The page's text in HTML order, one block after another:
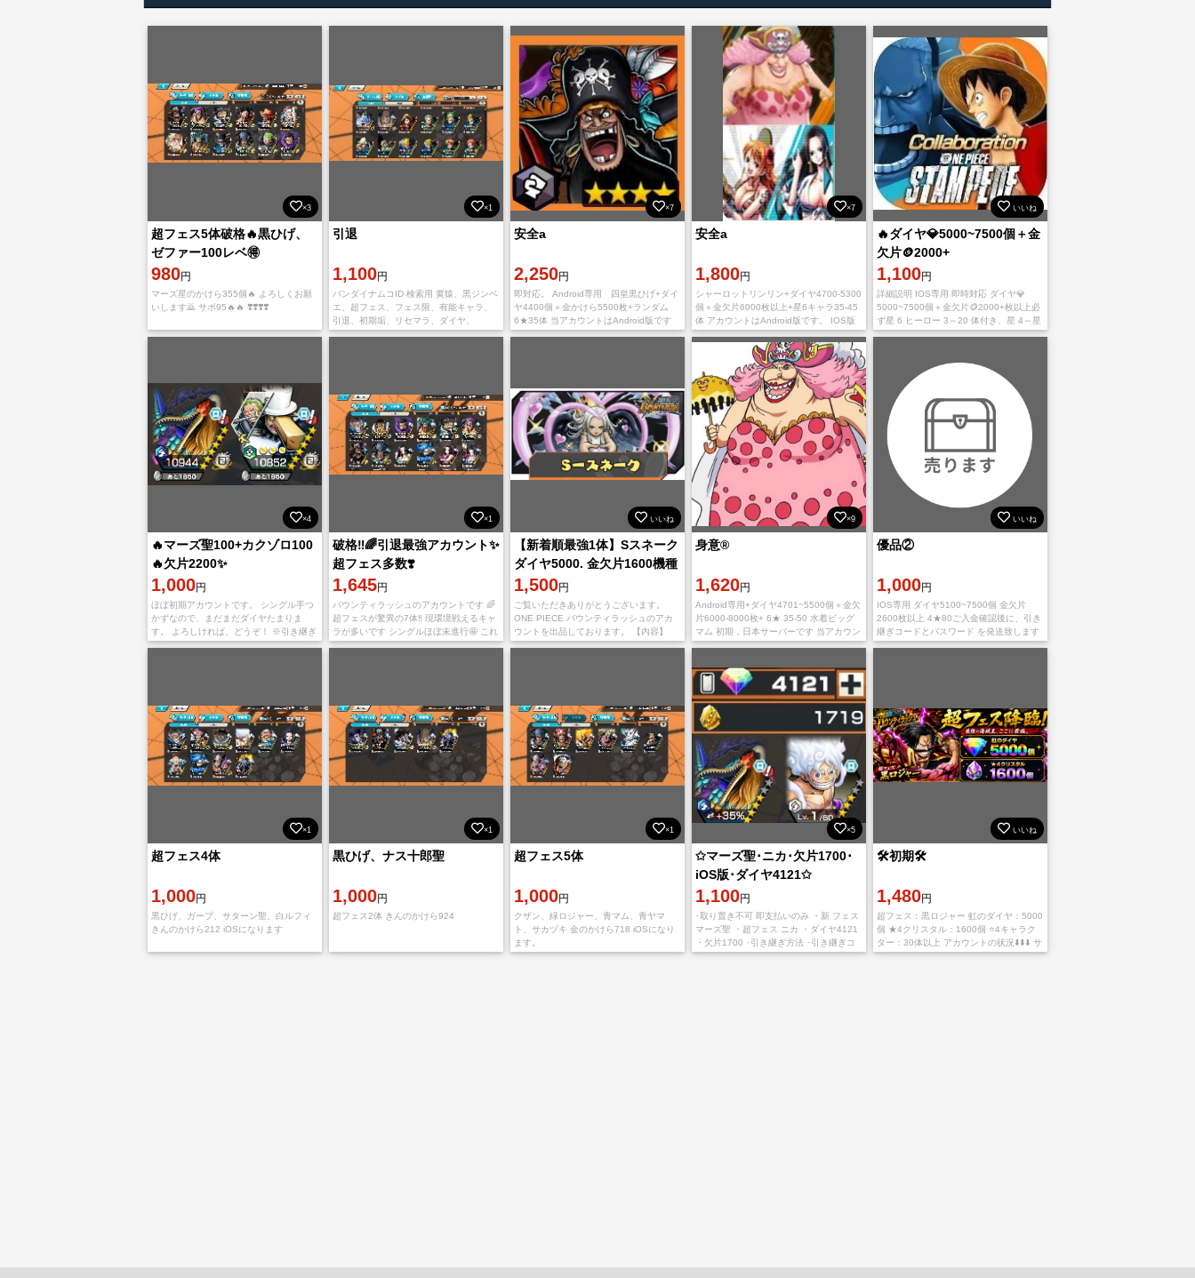
×3
超フェス5体破格🔥黒ひげ、
ゼファー100レベ🉐
980円
マーズ星のかけら355個🔥 よろしくお願
いします🙇 サボ95🔥🔥 ❣️❣️❣️❣️
×1
引退
1,100円
バンダイナムコID 検索用 黄猿、黒ジンベ
エ、超フェス、フェス限、有能キャラ、
引退、初期垢、リセマラ、ダイヤ、
iPhone、iOS、Android、欠片、REDシャ
×7
安全a
2,250円
即対応。 Android専用 四皇黒ひげ+ダイ
ヤ4400個＋金かけら5500枚+ランダム
6★35体 当アカウントはAndroid版です
IOS版でのご利用の場合、石が引き継ぎ時
×7
安全a
1,800円
シャーロットリンリン+ダイヤ4700-5300
個＋金欠片6000枚以上+星6キャラ35-45
体 アカウントはAndroid版です。 IOS版
でのご利用の場合、石が引き継ぎ時に消
滅します。 ゲーム内にダイ
いいね
🔥ダイヤ💎5000~7500個＋金
欠片🪙2000+
1,100円
詳細説明 IOS専用 即時対応 ダイヤ💎
5000~7500個＋金欠片🪙2000+枚以上必
ず星 6 ヒーロー 3～20 体付き、星 4～星
5 ヒーロー 60 体以上。 ご利用、心より
×4
🔥マーズ聖100+カクゾロ100
🔥欠片2200✨️
1,000円
ほぼ初期アカウントです。 シングル手つ
かずなので、まだまだダイヤたまりま
す。 よろしければ、どうぞ！ ※引き継ぎ
はID 、パスワードのお渡しになります。
×1
破格‼️🌈引退最強アカウント✨
超フェス多数❣️
1,645円
バウンティラッシュのアカウントです 🌈
超フェスが驚異の7体‼️ 現環境戦えるキャ
ラが多いです シングルほぼ未進行🤩 これ
からバウンティを始めたい 復帰しよう
いいね
【新着順最強1体】Sスネーク
ダイヤ5000. 金欠片1600機種
IOS
1,500円
ご覧いただきありがとうございます。
ONE PIECE バウンティラッシュのアカ
ウントを出品しております。 【内容】
IOS初期垢 Sスネーク ダイヤ5000~6500
×9
身意®️
1,620円
Android専用+ダイヤ4701~5500個＋金欠
片6000-8000枚+ 6★ 35-50 水着ビッグ
マム 初期，日本サーバーです 当アカウン
トはAndroid版です IOS版でのご利用の場
いいね
優品②
1,000円
IOS専用 ダイヤ5100~7500個 金欠片
2600枚以上 4★80ご入金確認後に、引き
継ぎコードとパスワード を発送致します
ご利用、心よりお待ちしております。 多
×1
超フェス4体
1,000円
黒ひげ、ガープ、サターン聖、白ルフィ
きんのかけら212 iOSになります
×1
黒ひげ、ナス十郎聖
1,000円
超フェス2体 きんのかけら924
×1
超フェス5体
1,000円
クザン、緑ロジャー、青マム、青ヤマ
ト、サカヅキ 金のかけら718 iOSになり
ます。
×5
✩マーズ聖･ニカ･欠片1700･
iOS版･ダイヤ4121✩
1,100円
･取り置き不可 即支払いのみ ・新 フェス
マーズ聖 ・超フェス ニカ ・ダイヤ4121
・欠片1700 ･引き継ぎ方法 ･引き継ぎコ
ード&amp;パスワード ※iOSのみ引き継
いいね
🛠️初期🛠️
1,480円
超フェス：黒ロジャー 虹のダイヤ：5000
個 ★4クリスタル：1600個 ⭐4キャラク
ター：30体以上 アカウントの状況⬇️⬇️⬇️ サ
ーバー：日本 iOS専用アカウント プレイ